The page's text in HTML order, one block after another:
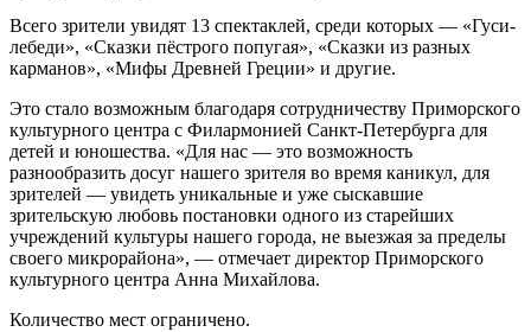
Всего зрители увидят 13 спектаклей, среди которых — «Гуси-
лебеди», «Сказки пёстрого попугая», «Сказки из разных
карманов», «Мифы Древней Греции» и другие.
Это стало возможным благодаря сотрудничеству Приморского
культурного центра с Филармонией Санкт-Петербурга для
детей и юношества. «Для нас — это возможность
разнообразить досуг нашего зрителя во время каникул, для
зрителей — увидеть уникальные и уже сыскавшие
зрительскую любовь постановки одного из старейших
учреждений культуры нашего города, не выезжая за пределы
своего микрорайона», — отмечает директор Приморского
культурного центра Анна Михайлова.
Количество мест ограничено.